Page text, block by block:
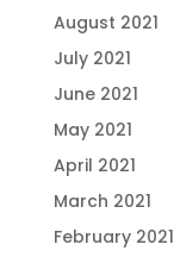
August 2021
July 2021
June 2021
May 2021
April 2021
March 2021
February 2021